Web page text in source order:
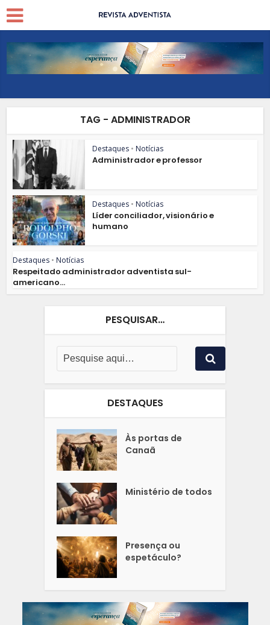
TAG - ADMINISTRADOR
Destaques • Notícias
Administrador e professor
Destaques • Notícias
Líder conciliador, visionário e
humano
Destaques • Notícias
Respeitado administrador adventista sul-
americano...
PESQUISAR…
DESTAQUES
Às portas de
Canaã
Ministério de todos
Presença ou
espetáculo?